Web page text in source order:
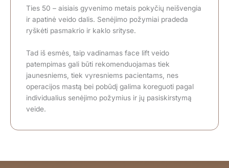
Ties 50 – aisiais gyvenimo metais pokyčių neišvengia
ir apatinė veido dalis. Senėjimo požymiai pradeda
ryškėti pasmakrio ir kaklo srityse.
Tad iš esmės, taip vadinamas face lift veido
patempimas gali būti rekomenduojamas tiek
jaunesniems, tiek vyresniems pacientams, nes
operacijos mastą bei pobūdį galima koreguoti pagal
individualius senėjimo požymius ir jų pasiskirstymą
veide.